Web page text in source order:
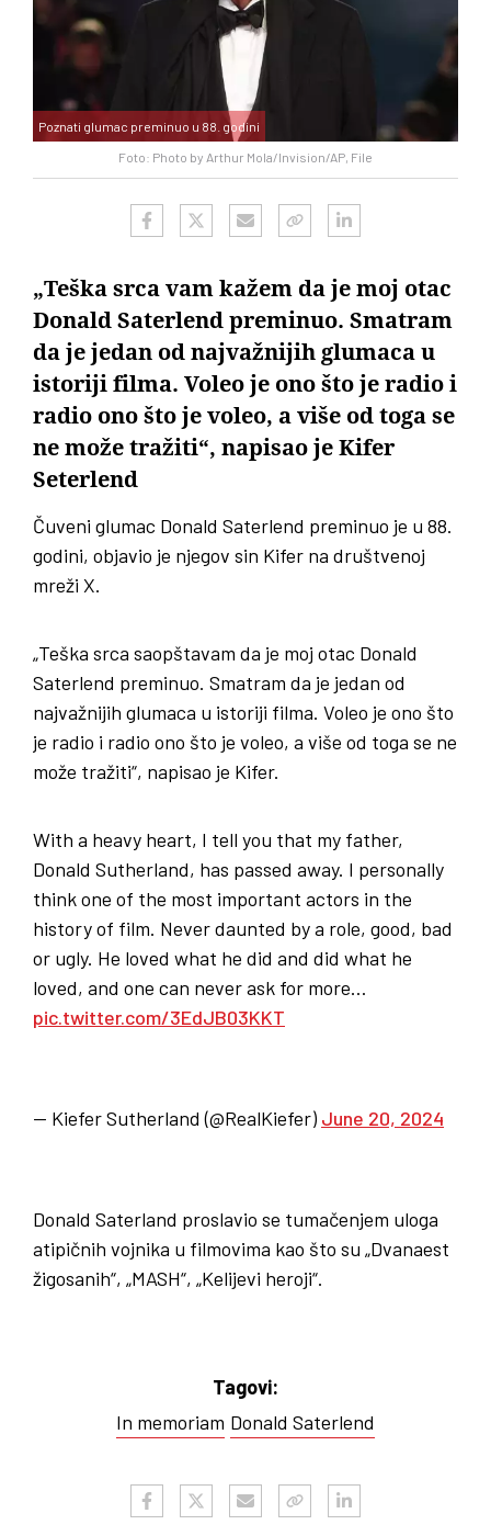
Foto: Photo by Arthur Mola/Invision/AP, File
Poznati glumac preminuo u 88. godini
„Teška srca vam kažem da je moj otac
Donald Saterlend preminuo. Smatram
da je jedan od najvažnijih glumaca u
istoriji filma. Voleo je ono što je radio i
radio ono što je voleo, a više od toga se
ne može tražiti“, napisao je Kifer
Seterlend
Čuveni glumac Donald Saterlend preminuo je u 88.
godini, objavio je njegov sin Kifer na društvenoj
mreži X.
„Teška srca saopštavam da je moj otac Donald
Saterlend preminuo. Smatram da je jedan od
najvažnijih glumaca u istoriji filma. Voleo je ono što
je radio i radio ono što je voleo, a više od toga se ne
može tražiti“, napisao je Kifer.
With a heavy heart, I tell you that my father,
Donald Sutherland, has passed away. I personally
think one of the most important actors in the
history of film. Never daunted by a role, good, bad
or ugly. He loved what he did and did what he
loved, and one can never ask for more…
pic.twitter.com/3EdJB03KKT
— Kiefer Sutherland (@RealKiefer) June 20, 2024
Donald Saterland proslavio se tumačenjem uloga
atipičnih vojnika u filmovima kao što su „Dvanaest
žigosanih“, „MASH“, „Kelijevi heroji“.
Tagovi:
In memoriam Donald Saterlend